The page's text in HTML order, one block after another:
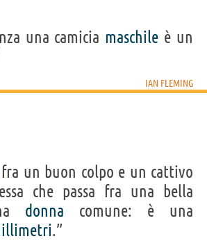
una camicia maschile è un
IAN FLEMING
fra un buon colpo e un cattivo
che passa fra una bella
donna comune: è una
.”